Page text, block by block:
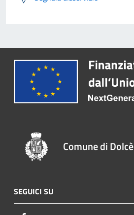
Comune di Dolcè
SEGUICI SU